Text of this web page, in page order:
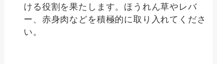
ける役割を果たします。ほうれん草やレバ
ー、赤身肉などを積極的に取り入れてくださ
い。